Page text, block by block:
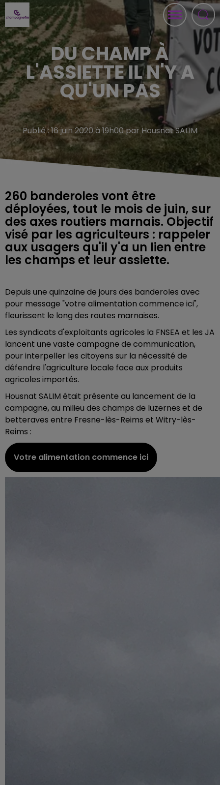
DU CHAMP À
L'ASSIETTE IL N'Y A
QU'UN PAS
Publié : 16 juin 2020 à 19h00 par Housnat SALIM
260 banderoles vont être
déployées, tout le mois de juin, sur
des axes routiers marnais. Objectif
visé par les agriculteurs : rappeler
aux usagers qu'il y'a un lien entre
les champs et leur assiette.
Depuis une quinzaine de jours des banderoles avec
pour message "votre alimentation commence ici",
fleurissent le long des routes marnaises.
Les syndicats d'exploitants agricoles la FNSEA et les JA
lancent une vaste campagne de communication,
pour interpeller les citoyens sur la nécessité de
défendre l'agriculture locale face aux produits
agricoles importés.
Housnat SALIM était présente au lancement de la
campagne, au milieu des champs de luzernes et de
betteraves entre Fresne-lès-Reims et Witry-lès-
Reims :
Votre alimentation commence ici